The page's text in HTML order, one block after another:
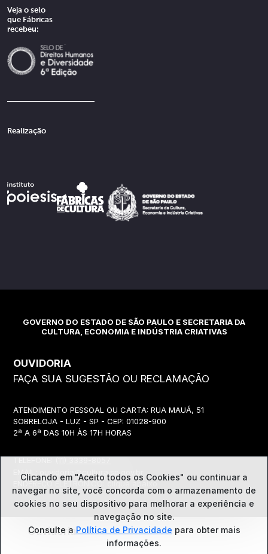
Veja o selo
que Fábricas
recebeu:
Realização
GOVERNO DO ESTADO DE SÃO PAULO E SECRETARIA DA
CULTURA, ECONOMIA E INDÚSTRIA CRIATIVAS
OUVIDORIA
FAÇA SUA SUGESTÃO OU RECLAMAÇÃO
ATENDIMENTO PESSOAL OU CARTA: RUA MAUÁ, 51
SOBRELOJA - LUZ - SP - CEP: 01028-900
2ª A 6ª DAS 10H ÀS 17H HORAS
EMAIL:
ouvidoria@cultura.sp.gov.br
ENDEREÇO ELETRÔNICO: clique abaixo
Ouvidoria
Clicando em "Aceito todos os Cookies" ou continuar a
navegar no site, você concorda com o armazenamento de
cookies no seu dispositivo para melhorar a experiência e
navegação no site.
Consulte a Política de Privacidade para obter mais
informações.